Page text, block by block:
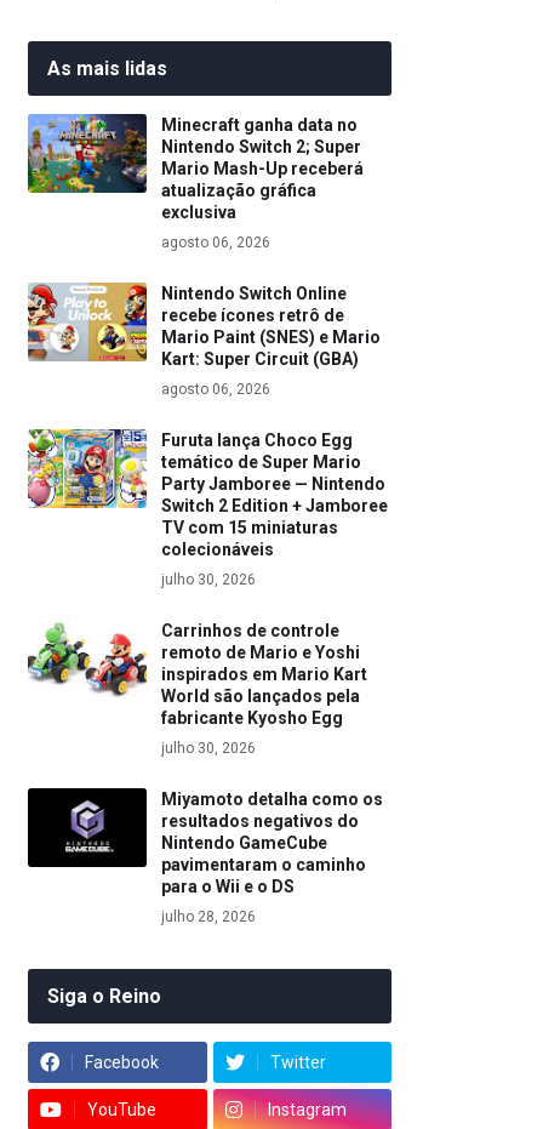
As mais lidas
Minecraft ganha data no
Nintendo Switch 2; Super
Mario Mash-Up receberá
atualização gráfica
exclusiva
agosto 06, 2026
Nintendo Switch Online
recebe ícones retrô de
Mario Paint (SNES) e Mario
Kart: Super Circuit (GBA)
agosto 06, 2026
Furuta lança Choco Egg
temático de Super Mario
Party Jamboree — Nintendo
Switch 2 Edition + Jamboree
TV com 15 miniaturas
colecionáveis
julho 30, 2026
Carrinhos de controle
remoto de Mario e Yoshi
inspirados em Mario Kart
World são lançados pela
fabricante Kyosho Egg
julho 30, 2026
Miyamoto detalha como os
resultados negativos do
Nintendo GameCube
pavimentaram o caminho
para o Wii e o DS
julho 28, 2026
Siga o Reino
Facebook Twitter
YouTube Instagram